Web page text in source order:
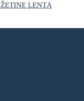
LENTĄ